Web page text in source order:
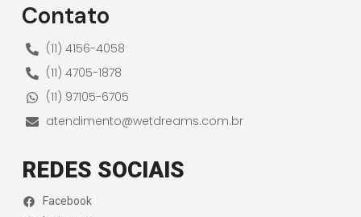
Contato
(11) 4156-4058
(11) 4705-1878
(11) 97105-6705
atendimento@wetdreams.com.br
REDES SOCIAIS
Facebook